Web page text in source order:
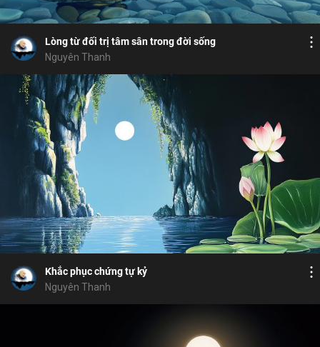
không làm khổ mình khổ người tâm từ
Lòng từ đối trị tâm sân trong đời sống
Nguyên Thanh
Lưu
Chia sẻ
đức hiếu sinh chánh niệm xả tâm
10 9
Khắc phục chứng tự kỷ
Nguyên Thanh
Bỏ chọn
Bỏ chọn
Bỏ chọn
Bình luận
Lưu